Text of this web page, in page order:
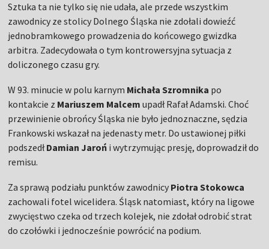
Sztuka ta nie tylko się nie udała, ale przede wszystkim
zawodnicy ze stolicy Dolnego Śląska nie zdołali dowieźć
jednobramkowego prowadzenia do końcowego gwizdka
arbitra. Zadecydowała o tym kontrowersyjna sytuacja z
doliczonego czasu gry.
W 93. minucie w polu karnym Michała Szromnika po
kontakcie z Mariuszem Malcemupadł Rafał Adamski. Choć
przewinienie obrońcy Śląska nie było jednoznaczne, sędzia
Frankowski wskazał na jedenasty metr. Do ustawionej piłki
podszedłDamian Jaroń i wytrzymując presję, doprowadził do
remisu.
Za sprawą podziału punktów zawodnicy Piotra Stokowca
zachowali fotel wicelidera. Śląsk natomiast, który na ligowe
zwycięstwo czeka od trzech kolejek, nie zdołał odrobić strat
do czołówki i jednocześnie powrócić na podium.